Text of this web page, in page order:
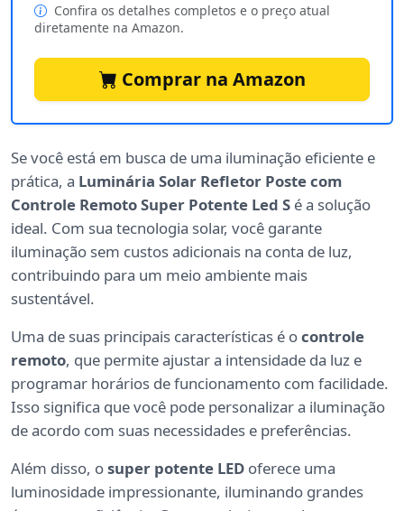
Confira os detalhes completos e o preço atual
diretamente na Amazon.
Comprar na Amazon
Se você está em busca de uma iluminação eficiente e
prática, a Luminária Solar Refletor Poste com
Controle Remoto Super Potente Led S é a solução
ideal. Com sua tecnologia solar, você garante
iluminação sem custos adicionais na conta de luz,
contribuindo para um meio ambiente mais
sustentável.
Uma de suas principais características é ocontrole
remoto, que permite ajustar a intensidade da luz e
programar horários de funcionamento com facilidade.
Isso significa que você pode personalizar a iluminação
de acordo com suas necessidades e preferências.
Além disso, osuper potente LED oferece uma
luminosidade impressionante, iluminando grandes